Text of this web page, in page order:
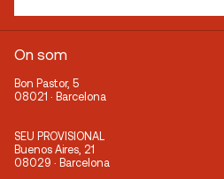
On som
Bon Pastor, 5
08021 · Barcelona
SEU PROVISIONAL
Buenos Aires, 21
08029 · Barcelona